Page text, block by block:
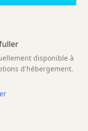
disponible à
d'hébergement.